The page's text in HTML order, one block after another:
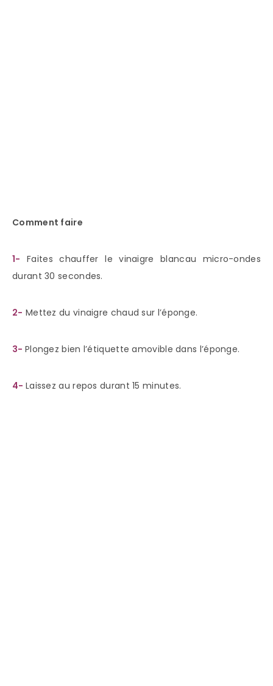
Comment faire
1-
Faites chauffer le vinaigre blancau micro-ondes
durant 30 secondes.
2- Mettez du vinaigre chaud sur l’éponge.
3- Plongez bien l’étiquette amovible dans l’éponge.
4- Laissez au repos durant 15 minutes.